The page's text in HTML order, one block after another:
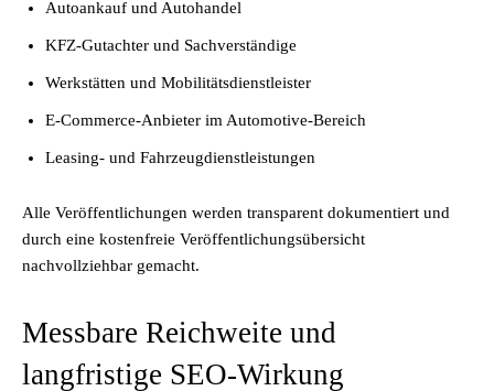
Autoankauf und Autohandel
KFZ-Gutachter und Sachverständige
Werkstätten und Mobilitätsdienstleister
E-Commerce-Anbieter im Automotive-Bereich
Leasing- und Fahrzeugdienstleistungen
Alle Veröffentlichungen werden transparent dokumentiert und
durch eine kostenfreie Veröffentlichungsübersicht
nachvollziehbar gemacht.
Messbare Reichweite und
langfristige SEO-Wirkung